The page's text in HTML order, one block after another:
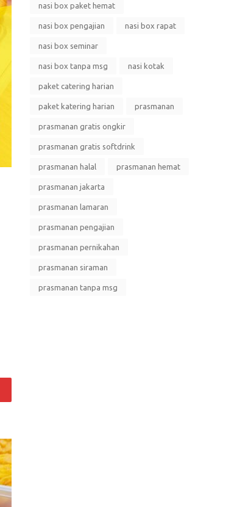
nasi box paket hemat
nasi box pengajian nasi box rapat
nasi box seminar
nasi box tanpa msg nasi kotak
paket catering harian
paket katering harian prasmanan
prasmanan gratis ongkir
prasmanan gratis softdrink
prasmanan halal prasmanan hemat
prasmanan jakarta
prasmanan lamaran
prasmanan pengajian
prasmanan pernikahan
prasmanan siraman
prasmanan tanpa msg